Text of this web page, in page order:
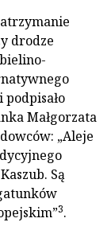
drodze
Małgorzata
„Aleje
Są
3.